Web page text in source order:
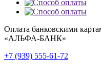
Оплата банковскими
«АЛЬФА-БАНК»
+7 (939) 555-61-72